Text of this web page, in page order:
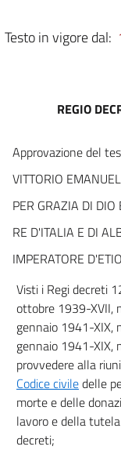
art. 6
art. 9
art. 13
art. 14
art. 15
art. 16
art. 17
art. 18
art. 19
art. 20
Testo in vigore dal:
REGIO
Approvazione del
VITTORIO
PER GRAZIA DI
RE D'ITALIA E DI
IMPERATORE
Visti i Regi decreti
ottobre 1939-XVII,
gennaio 1941-XIX,
gennaio 1941-XIX,
provvedere alla
Codice civiledelle
morte e delle
lavoro e della
decreti;